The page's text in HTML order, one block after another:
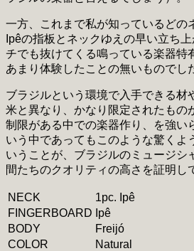
一方、これまで私が知っているどの
Ipêの指板とネックゆえの早い立ち
チでも抜けてくる鳴っている楽器特
あまり体験したことの無いものでし
ブラジルという環境で入手できる材
米と異なり、かなり限定されたもの
制限がある中での楽器作り、を強い
いう中であってもこのような驚くよ
いうことが、ブラジルのミュージシ
間たちのクオリティの高さを証明し
NECK
1pc. Ipê
FINGERBOARD Ipê
BODY
Freijó
COLOR
Natural